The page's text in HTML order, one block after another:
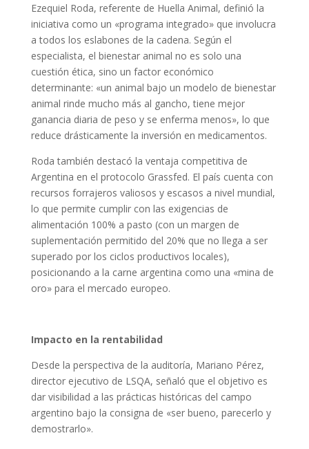
Ezequiel Roda, referente de Huella Animal, definió la
iniciativa como un «programa integrado» que involucra
a todos los eslabones de la cadena. Según el
especialista, el bienestar animal no es solo una
cuestión ética, sino un factor económico
determinante: «un animal bajo un modelo de bienestar
animal rinde mucho más al gancho, tiene mejor
ganancia diaria de peso y se enferma menos», lo que
reduce drásticamente la inversión en medicamentos.
Roda también destacó la ventaja competitiva de
Argentina en el protocolo Grassfed. El país cuenta con
recursos forrajeros valiosos y escasos a nivel mundial,
lo que permite cumplir con las exigencias de
alimentación 100% a pasto (con un margen de
suplementación permitido del 20% que no llega a ser
superado por los ciclos productivos locales),
posicionando a la carne argentina como una «mina de
oro» para el mercado europeo.
Impacto en la rentabilidad
Desde la perspectiva de la auditoría, Mariano Pérez,
director ejecutivo de LSQA, señaló que el objetivo es
dar visibilidad a las prácticas históricas del campo
argentino bajo la consigna de «ser bueno, parecerlo y
demostrarlo».